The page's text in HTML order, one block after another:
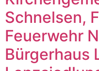
Schnelsen,
Feuerwehr
Bürgerhaus